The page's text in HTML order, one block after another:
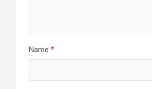
Name *